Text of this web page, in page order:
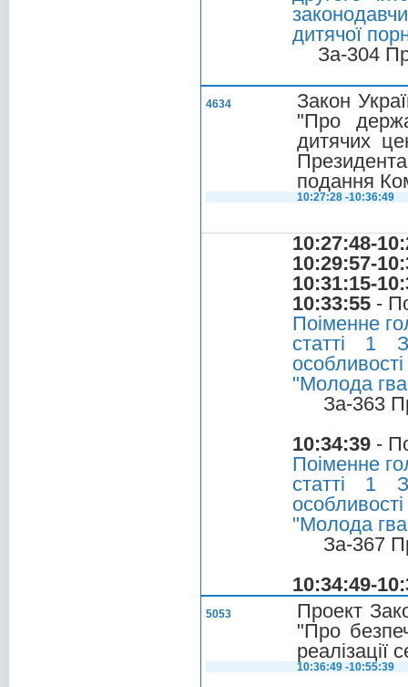
дитячої
За-304
4634
Закон
"Про
дитячих
подання
10:27:28 -10:36:49
10:27:48-
10:29:57-
10:31:15-
10:33:55 -
Поіменне
статті 1
"Молода
За-363
10:34:39 -
Поіменне
статті 1
"Молода
За-367
10:34:49-
5053
Проект
"Про
реалізації
10:36:49 -10:55:39